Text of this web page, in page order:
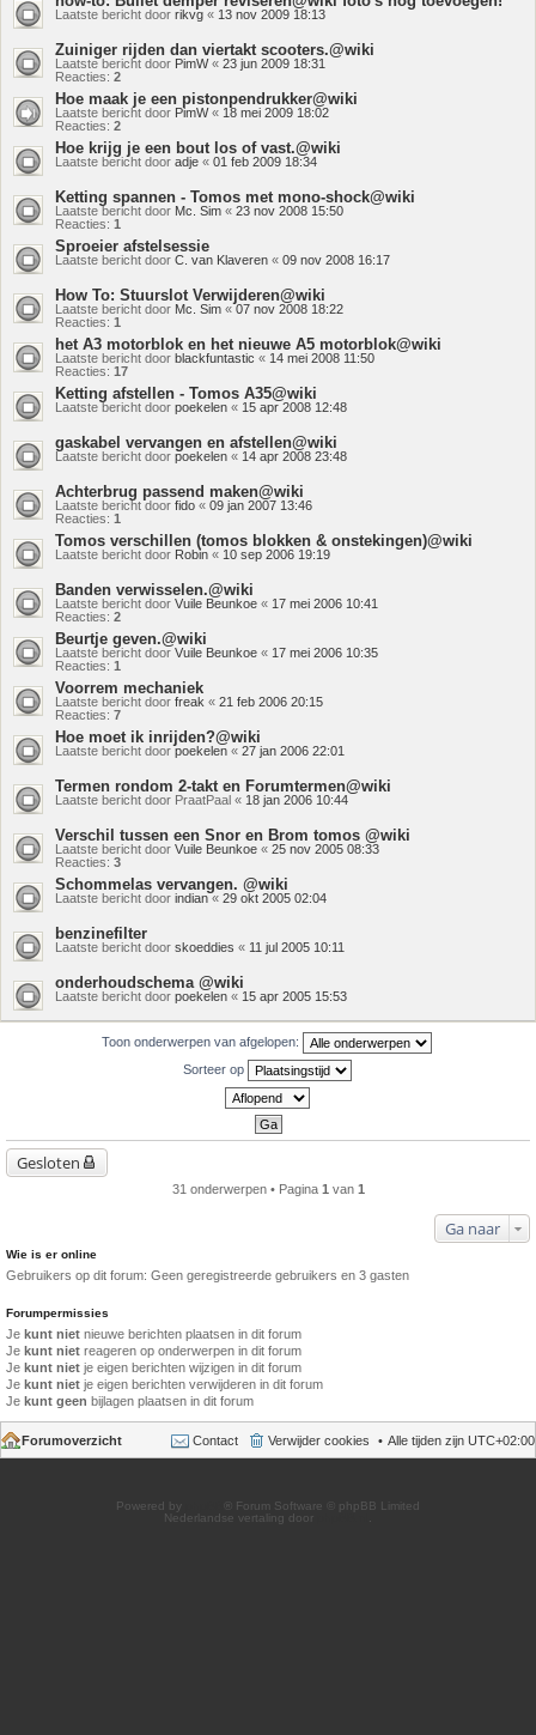
Laatste bericht door rikvg « 13 nov 2009 18:13
Zuiniger rijden dan viertakt scooters.@wiki
Laatste bericht door PimW« 23 jun 2009 18:31
Reacties: 2
Hoe maak je een pistonpendrukker@wiki
Laatste bericht door PimW« 18 mei 2009 18:02
Reacties: 2
Hoe krijg je een bout los of vast.@wiki
Laatste bericht door adje « 01 feb 2009 18:34
Ketting spannen - Tomos met mono-shock@wiki
Laatste bericht door Mc. Sim « 23 nov 2008 15:50
Reacties: 1
Sproeier afstelsessie
Laatste bericht door C. van Klaveren « 09 nov 2008 16:17
How To: Stuurslot Verwijderen@wiki
Laatste bericht door Mc. Sim «07 nov 2008 18:22
Reacties: 1
het A3 motorblok en het nieuwe A5 motorblok@wiki
Laatste bericht door blackfuntastic « 14 mei 2008 11:50
Reacties: 17
Ketting afstellen - Tomos A35@wiki
Laatste bericht door poekelen « 15 apr 2008 12:48
gaskabel vervangen en afstellen@wiki
Laatste bericht door poekelen « 14 apr 2008 23:48
Achterbrug passend maken@wiki
Laatste bericht door fido « 09 jan 2007 13:46
Reacties: 1
Tomos verschillen (tomos blokken & onstekingen)@wiki
Laatste bericht door Robin « 10 sep 2006 19:19
Banden verwisselen.@wiki
Laatste bericht door Vuile Beunkoe « 17 mei 2006 10:41
Reacties: 2
Beurtje geven.@wiki
Laatste bericht door Vuile Beunkoe « 17 mei 2006 10:35
Reacties: 1
Voorrem mechaniek
Laatste bericht door freak « 21 feb 2006 20:15
Reacties: 7
Hoe moet ik inrijden?@wiki
Laatste bericht doorpoekelen « 27 jan 2006 22:01
Termen rondom 2-takt en Forumtermen@wiki
Laatste bericht door PraatPaal « 18 jan 2006 10:44
Verschil tussen een Snor en Brom tomos @wiki
Laatste bericht door Vuile Beunkoe « 25 nov 2005 08:33
Reacties: 3
Schommelas vervangen. @wiki
Laatste bericht door indian« 29 okt 2005 02:04
benzinefilter
Laatste bericht door skoeddies « 11 jul 2005 10:11
onderhoudschema @wiki
Laatste bericht door poekelen « 15 apr 2005 15:53
Toon onderwerpen van afgelopen:
Sorteer op
Gesloten
31 onderwerpen • Pagina 1 van 1
Ga naar
Wie is er online
Gebruikers op dit forum: Geen geregistreerde gebruikers en 3 gasten
Forumpermissies
Je kunt niet nieuwe berichten plaatsen in dit forum
Je kunt niet reageren op onderwerpen in dit forum
Je kunt niet je eigen berichten wijzigen in dit forum
Je kunt niet je eigen berichten verwijderen in dit forum
Je kunt geen bijlagen plaatsen in dit forum
Forumoverzicht Alle tijden zijn UTC+02:00
Verwijder cookies
Contact
Powered by
® Forum Software © phpBB Limited
Nederlandse vertaling door